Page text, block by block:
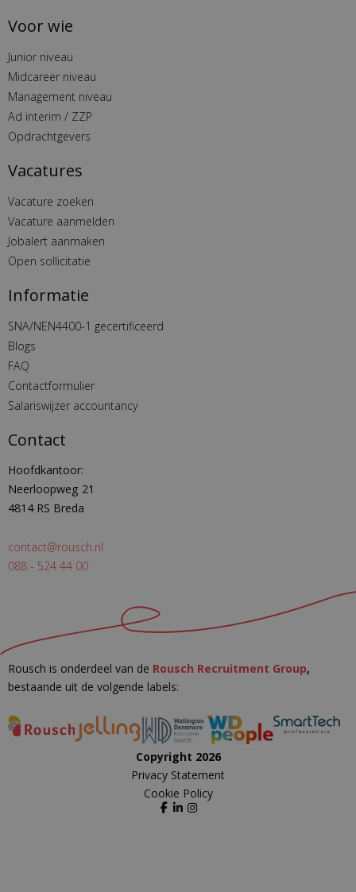
Voor wie
Junior niveau
Midcareer niveau
Management niveau
Ad interim / ZZP
Opdrachtgevers
Vacatures
Vacature zoeken
Vacature aanmelden
Jobalert aanmaken
Open sollicitatie
Informatie
SNA/NEN4400-1 gecertificeerd
Blogs
FAQ
Contactformulier
Salariswijzer accountancy
Contact
Hoofdkantoor:
Neerloopweg 21
4814 RS Breda
contact@rousch.nl
088 - 524 44 00
Rousch is onderdeel van de Rousch Recruitment Group,
bestaande uit de volgende labels:
Copyright 2026
Privacy Statement
Cookie Policy